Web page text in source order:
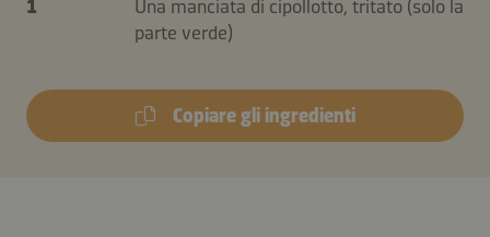
1
Una manciata di cipollotto, tritato (solo la
parte verde)
Copiare gli ingredienti